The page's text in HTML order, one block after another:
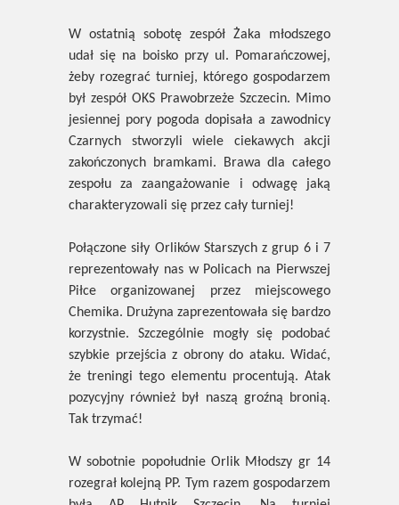
W ostatnią sobotę zespół Żaka młodszego
udał się na boisko przy ul. Pomarańczowej,
żeby rozegrać turniej, którego gospodarzem
był zespół OKS Prawobrzeże Szczecin. Mimo
jesiennej pory pogoda dopisała a zawodnicy
Czarnych stworzyli wiele ciekawych akcji
zakończonych bramkami. Brawa dla całego
zespołu za zaangażowanie i odwagę jaką
charakteryzowali się przez cały turniej!
Połączone siły Orlików Starszych z grup 6 i 7
reprezentowały nas w Policach na Pierwszej
Piłce organizowanej przez miejscowego
Chemika. Drużyna zaprezentowała się bardzo
korzystnie. Szczególnie mogły się podobać
szybkie przejścia z obrony do ataku. Widać,
że treningi tego elementu procentują. Atak
pozycyjny również był naszą groźną bronią.
Tak trzymać!
W sobotnie popołudnie Orlik Młodszy gr 14
rozegrał kolejną PP. Tym razem gospodarzem